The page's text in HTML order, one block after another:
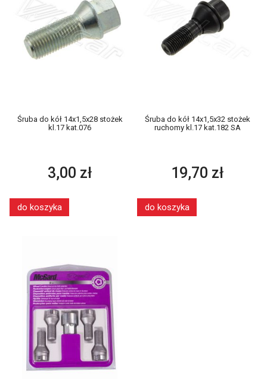
Śruba do kół 14x1,5x28 stożek
kl.17 kat.076
3,00 zł
do koszyka
Śruba do kół 14x1,5x32 stożek
ruchomy kl.17 kat.182 SA
19,70 zł
do koszyka